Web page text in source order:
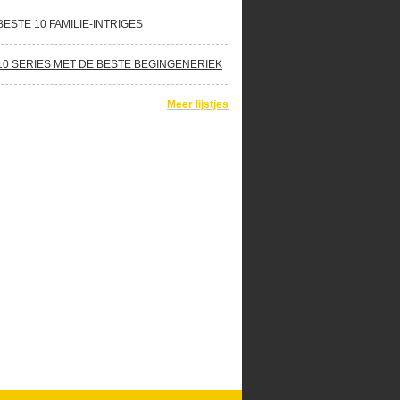
10 FAMILIE-INTRIGES
SERIES MET DE BESTE BEGINGENERIEK
Meer lijstjes